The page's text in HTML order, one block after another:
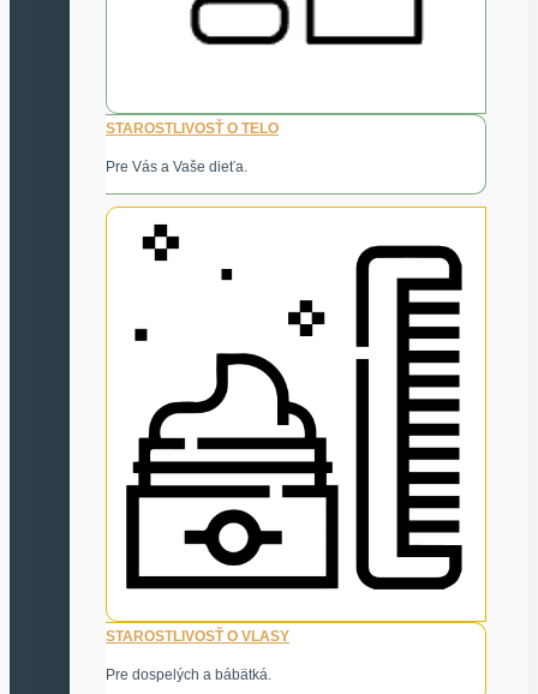
STAROSTLIVOSŤ O TELO
Pre Vás a Vaše dieťa.
STAROSTLIVOSŤ O VLASY
Pre dospelých a bábätká.